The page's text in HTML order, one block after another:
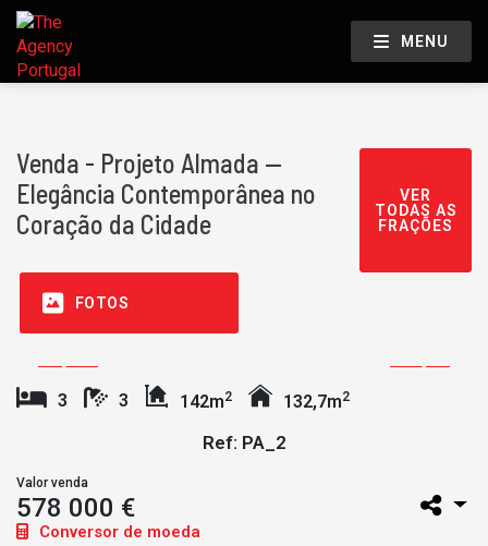
MENU
Venda - Projeto Almada —
Elegância Contemporânea no
Coração da Cidade
VER
TODAS AS
FRAÇÕES
FOTOS
3 3 142m2 132,7m2
Ref: PA_2
Valor venda
578 000 €
Conversor de moeda